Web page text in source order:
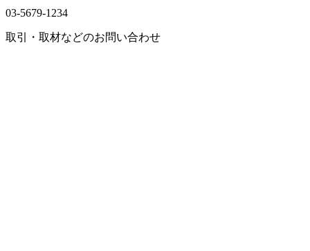
03-5679-1234
取引・取材などのお問い合わせ